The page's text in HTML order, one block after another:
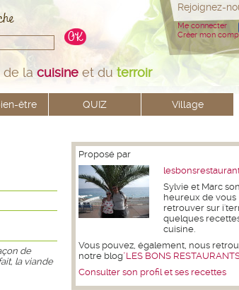
de la cuisine et duterroir
Rejoignez-
Me connecter
Créer mon
être QUIZ Village
de
la viande
Proposé par
Sylvie et Marc
heureux de vous
retrouver sur
quelques
cuisine.
Vous pouvez, également, nous
notre blog"LES BONS
Consulter son profil et ses recettes